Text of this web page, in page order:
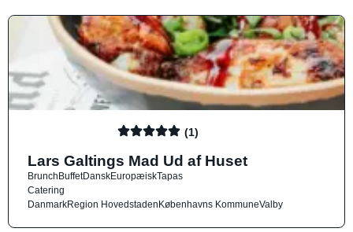
(1)
Lars Galtings Mad Ud af Huset
BrunchBuffetDanskEuropæiskTapas
Catering
DanmarkRegion HovedstadenKøbenhavns KommuneValby